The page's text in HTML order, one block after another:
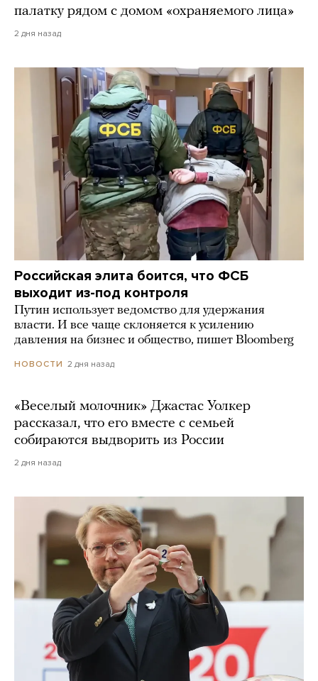
палатку рядом с домом «охраняемого лица»
2 дня назад
Российская элита боится, что ФСБ
выходит из-под контроля
Путин использует ведомство для удержания
власти. И все чаще склоняется к усилению
давления на бизнес и общество, пишет Bloomberg
НОВОСТИ 2 дня назад
«Веселый молочник» Джастас Уолкер
рассказал, что его вместе с семьей
собираются выдворить из России
2 дня назад